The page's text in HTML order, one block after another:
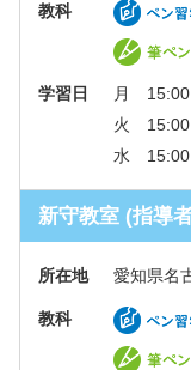
教科
学習日
月 15:00
火 15:00
水 15:00
新守教室 (指導
所在地 愛知県名
教科